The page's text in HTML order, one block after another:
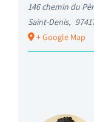
146 chemin du
Saint-Denis,
+ Google Map